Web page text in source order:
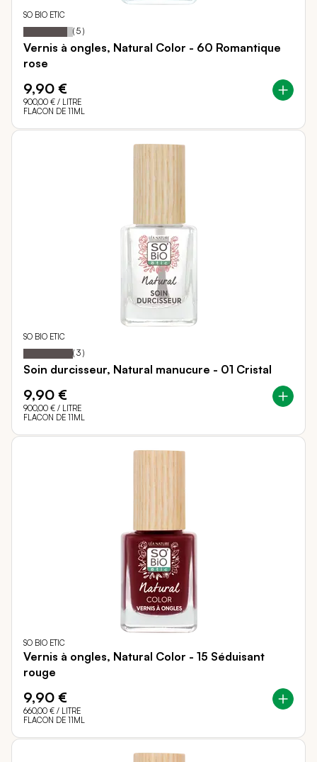
SO BIO ETIC
Notation: 88
% of
( 5 )
Vernis à ongles, Natural Color - 60 Romantique
rose
9,90 €
900,00 € / LITRE
FLACON DE 11ML
SO BIO ETIC
Notation: 100
% of
( 3 )
Soin durcisseur, Natural manucure - 01 Cristal
9,90 €
900,00 € / LITRE
FLACON DE 11ML
SO BIO ETIC
Vernis à ongles, Natural Color - 15 Séduisant
rouge
9,90 €
660,00 € / LITRE
FLACON DE 11ML